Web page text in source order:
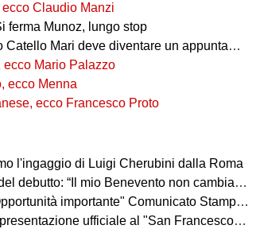
Claudio Manzi
ferma Munoz, lungo stop
Mari deve diventare un appuntamento fisso"
ecco Mario Palazzo
ecco Menna
ecco Francesco Proto
l'ingaggio di Luigi Cherubini dalla Roma
debutto: “Il mio Benevento non cambia pelle"
importante" Comunicato Stampa 08 agosto 2026 20:58
ufficiale al "San Francesco" e test congiunto con la Gelbison